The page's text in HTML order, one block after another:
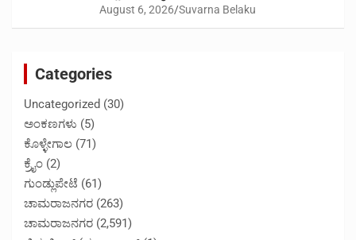
August 6, 2026 Suvarna Belaku
Categories
Uncategorized (30)
ಅಂಕಣಗಳು (5)
ಕೊಳ್ಳೇಗಾಲ (71)
ಕ್ರೈಂ (2)
ಗುಂಡ್ಲುಪೇಟೆ (61)
ಚಾಮರಾಜನಗರ (263)
ಚಾಮರಾಜನಗರ (2,591)